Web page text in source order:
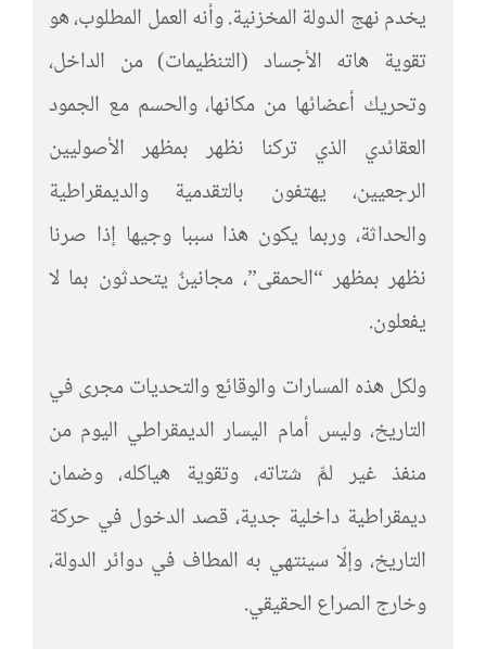
يخدم نهج الدولة المخزنية. وأنه العمل المطلوب، هو
تقوية هاته الأجساد (التنظيمات) من الداخل،
وتحريك أعضائها من مكانها، والحسم مع الجمود
العقائدي الذي تركنا نظهر بمظهر الأصوليين
الرجعيين، يهتفون بالتقدمية والديمقراطية
والحداثة، وربما يكون هذا سببا وجيها إذا صرنا
نظهر بمظهر “الحمقى”، مجانينٌ يتحدثون بما لا
يفعلون.
ولكل هذه المسارات والوقائع والتحديات مجرى في
التاريخ، وليس أمام اليسار الديمقراطي اليوم من
منفذ غير لمِّ شتاته، وتقوية هياكله، وضمان
ديمقراطية داخلية جدية، قصد الدخول في حركة
التاريخ، وإلّا سينتهي به المطاف في دوائر الدولة،
وخارج الصراع الحقيقي.